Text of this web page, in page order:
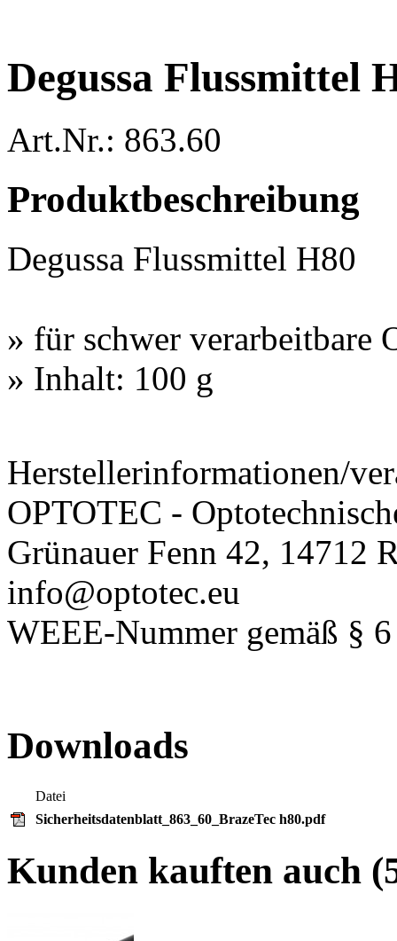
Degussa Flussmittel
Art.Nr.: 863.60
Produktbeschreibung
Degussa Flussmittel H80
» für schwer verarbeitbare
» Inhalt: 100 g
Herstellerinformationen/
OPTOTEC -
Grünauer Fenn 42, 14712
info@optotec.eu
WEEE-Nummer gemäß §
Downloads
Datei
Sicherheitsdatenblatt_863_60_BrazeTec h80.pdf
Kunden kauften auch